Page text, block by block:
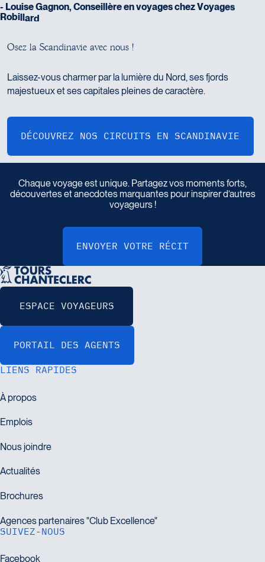
- LouiseGagnon, ConseillèreenvoyageschezVoyages
Robillard
Osez la Scandinavie avec nous !
Laissez-vous charmer par la lumière du Nord, ses fjords
majestueux et ses capitales pleines de caractère.
Pa rtagez votre récit de voya ge
Chaque voyage est unique. Partagez vos moments forts,
découvertes et anecdotes marquantes pour inspirer d’autres
voyageurs !
LIENS RAPIDES
SUIVEZ-NOUS